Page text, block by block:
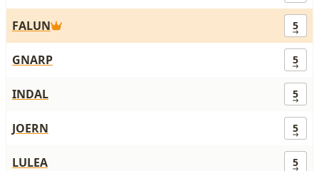
FALUN 5
GNARP 5
INDAL 5
JOERN 5
LULEA 5